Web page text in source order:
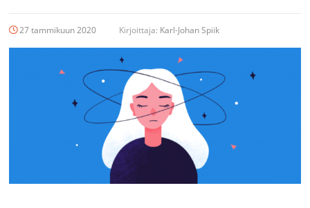
27 tammikuun 2020 Kirjoittaja: Karl-Johan Spiik